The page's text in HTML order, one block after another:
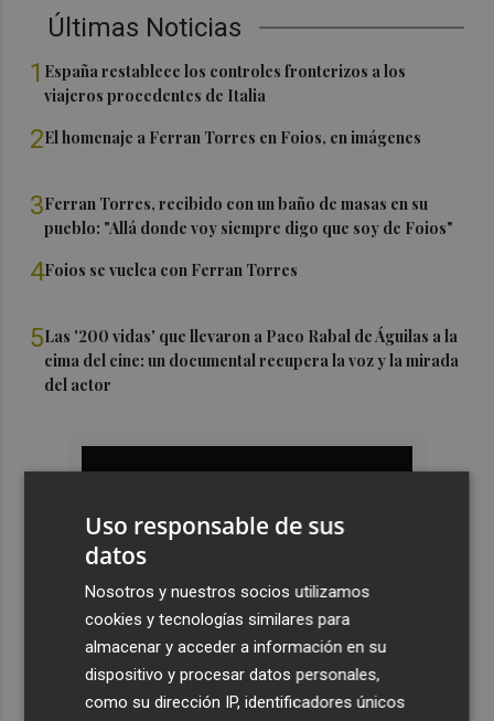
Últimas Noticias
1 España restablece los controles fronterizos a los
viajeros procedentes de Italia
2El homenaje a Ferran Torres en Foios, en imágenes
3Ferran Torres, recibido con un baño de masas en su
pueblo: "Allá donde voy siempre digo que soy de Foios"
4Foios se vuelca con Ferran Torres
5Las '200 vidas' que llevaron a Paco Rabal de Águilas a la
cima del cine: un documental recupera la voz y la mirada
del actor
Uso responsable de sus
datos
Nosotros y nuestros socios utilizamos
cookies y tecnologías similares para
almacenar y acceder a información en su
dispositivo y procesar datos personales,
como su dirección IP, identificadores únicos